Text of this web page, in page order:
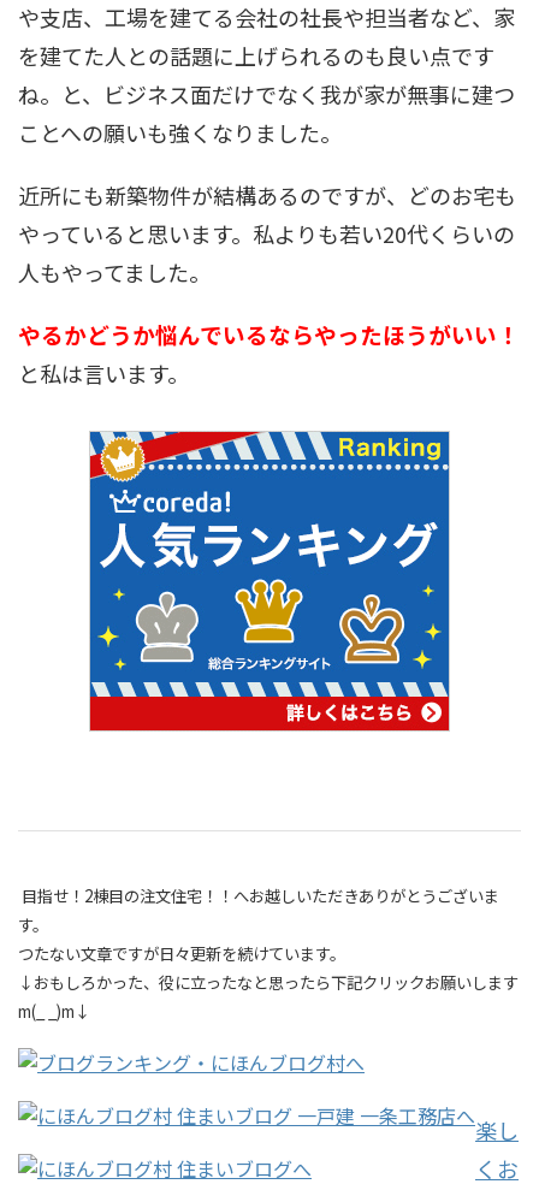
や支店、工場を建てる会社の社長や担当者など、家
を建てた人との話題に上げられるのも良い点です
ね。と、ビジネス面だけでなく我が家が無事に建つ
ことへの願いも強くなりました。
近所にも新築物件が結構あるのですが、どのお宅も
やっていると思います。私よりも若い20代くらいの
人もやってました。
やるかどうか悩んでいるならやったほうがいい！
と私は言います。
目指せ！2棟目の注文住宅！！へお越しいただきありがとうございま
す。
つたない文章ですが日々更新を続けています。
↓おもしろかった、役に立ったなと思ったら下記クリックお願いします
m(_ _)m↓
楽し
くお